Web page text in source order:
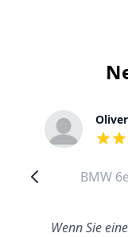
Oliver
out
BMW
Wenn Sie